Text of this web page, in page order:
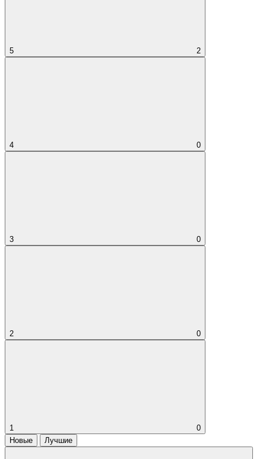
5 2
4 0
3 0
2 0
1
0
Новые
Лучшие